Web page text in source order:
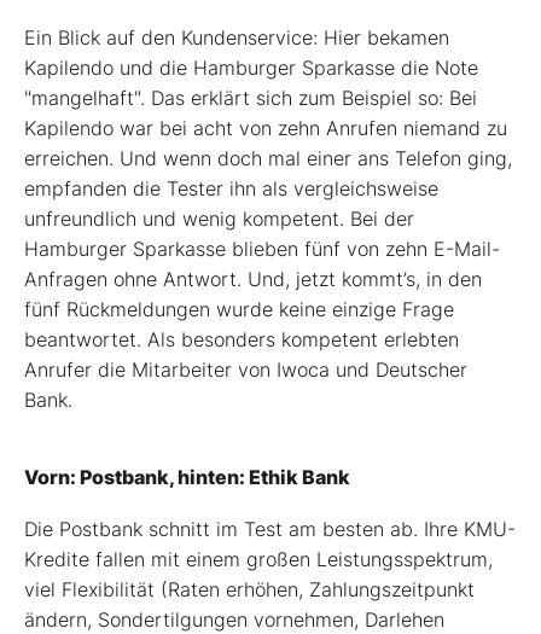
Ein Blick auf den Kundenservice: Hier bekamen
Kapilendo und die Hamburger Sparkasse die Note
"mangelhaft". Das erklärt sich zum Beispiel so: Bei
Kapilendo war bei acht von zehn Anrufen niemand zu
erreichen. Und wenn doch mal einer ans Telefon ging,
empfanden die Tester ihn als vergleichsweise
unfreundlich und wenig kompetent. Bei der
Hamburger Sparkasse blieben fünf von zehn E-Mail-
Anfragen ohne Antwort. Und, jetzt kommt’s, in den
fünf Rückmeldungen wurde keine einzige Frage
beantwortet. Als besonders kompetent erlebten
Anrufer die Mitarbeiter von Iwoca und Deutscher
Bank.
Vorn: Postbank, hinten: Ethik Bank
Die Postbank schnitt im Test am besten ab. Ihre KMU-
Kredite fallen mit einem großen Leistungsspektrum,
viel Flexibilität (Raten erhöhen, Zahlungszeitpunkt
ändern, Sondertilgungen vornehmen, Darlehen